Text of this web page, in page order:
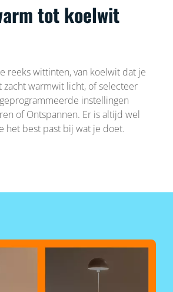
tot koelwit
reeks wittinten, van koelwit dat je
zacht warmwit licht, of selecteer
instellingen
of Ontspannen. Er is altijd wel
het best past bij wat je doet.